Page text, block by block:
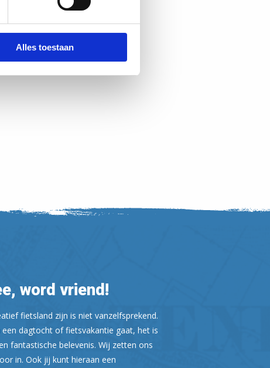
Alles toestaan
| ©OpenStreetMap
word vriend!
fietsland zijn is niet vanzelfsprekend.
dagtocht of fietsvakantie gaat, het is
fantastische belevenis. Wij zetten ons
in. Ook jij kunt hieraan een